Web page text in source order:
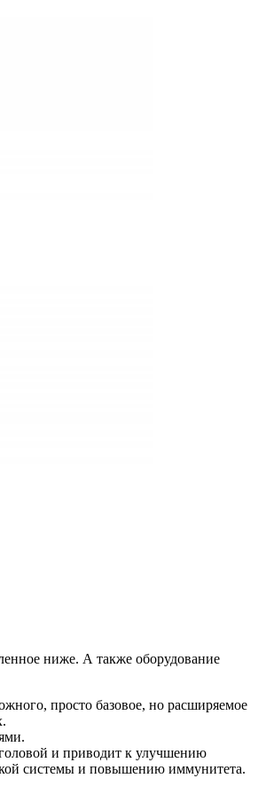
ниже. А также оборудование
просто базовое, но расширяемое
и приводит к улучшению
системы и повышению иммунитета.